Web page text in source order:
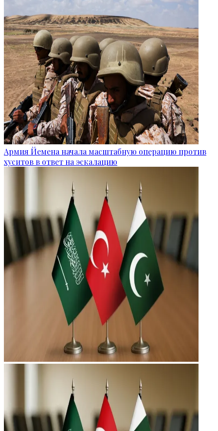
Армия Йемена начала масштабную операцию против
хуситов в ответ на эскалацию